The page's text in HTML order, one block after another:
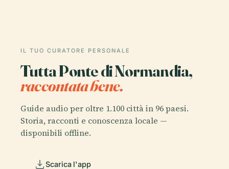
IL TUO CURATORE PERSONALE
Tutta Ponte di Normandia,
raccontata bene.
Guide audio per oltre 1.100 città in 96 paesi.
Storia, racconti e conoscenza locale —
disponibili offline.
Scarica l'app